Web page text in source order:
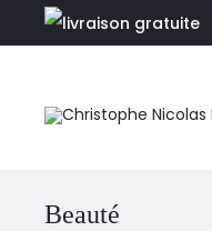
Beauté